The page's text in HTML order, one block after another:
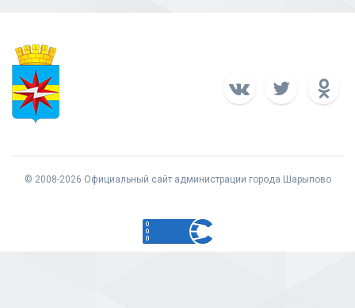
© 2008-2026 Официальный сайт администрации города Шарыпово